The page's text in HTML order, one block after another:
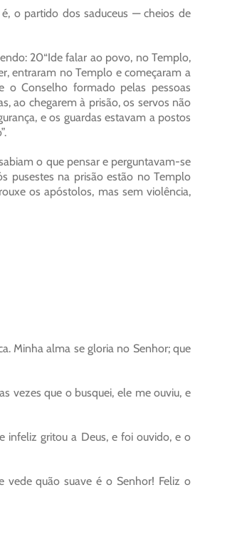
o partido dos saduceus — cheios de
20“Ide falar ao povo, no Templo,
entraram no Templo e começaram a
o Conselho formado pelas pessoas
ao chegarem à prisão, os servos não
e os guardas estavam a postos
o que pensar e perguntavam-se
pusestes na prisão estão no Templo
os apóstolos, mas sem violência,
Minha alma se gloria no Senhor; que
vezes que o busquei, ele me ouviu, e
infeliz gritou a Deus, e foi ouvido, e o
quão suave é o Senhor! Feliz o